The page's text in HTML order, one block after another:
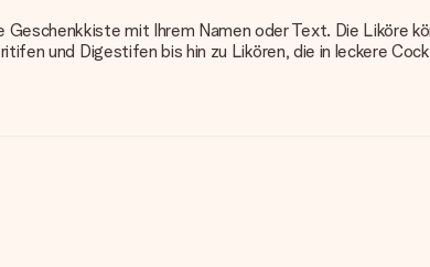
mit Ihrem Namen oder Text. Die Liköre
und Digestifen bis hin zu Likören, die in leckere